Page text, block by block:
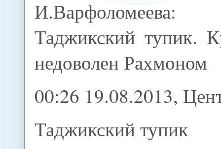
И.Варфоломеева:
Таджикский тупик.
недоволен Рахмоном
00:26 19.08.2013,
Таджикский тупик